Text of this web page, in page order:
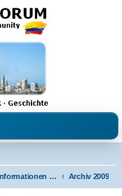
in Kolumbien und Venezuela.
Presseinformationen & Neuigkeiten Archiv 2009